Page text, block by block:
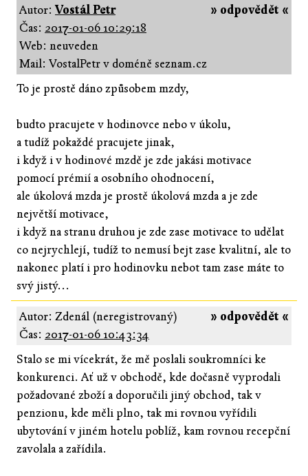
» odpovědět «
Autor:Vostál Petr
Čas: 2017-01-06 10:29:18
Web: neuveden
Mail: VostalPetr v doméně seznam.cz
To je prostě dáno způsobem mzdy,
budto pracujete v hodinovce nebo v úkolu,
a tudíž pokaždé pracujete jinak,
i když i v hodinové mzdě je zde jakási motivace
pomocí prémií a osobního ohodnocení,
ale úkolová mzda je prostě úkolová mzda a je zde
největší motivace,
i když na stranu druhou je zde zase motivace to udělat
co nejrychlejí, tudíž to nemusí bejt zase kvalitní, ale to
nakonec platí i pro hodinovku nebot tam zase máte to
svý jistý...
» odpovědět «
Autor: Zdenál (neregistrovaný)
Čas: 2017-01-06 10:43:34
Stalo se mi vícekrát, že mě poslali soukromníci ke
konkurenci. Ať už v obchodě, kde dočasně vyprodali
požadované zboží a doporučili jiný obchod, tak v
penzionu, kde měli plno, tak mi rovnou vyřídili
ubytování v jiném hotelu poblíž, kam rovnou recepční
zavolala a zařídila.